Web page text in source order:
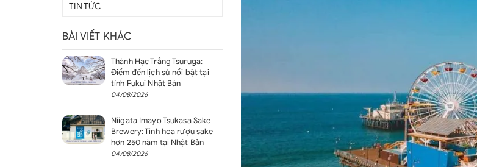
TIN TỨC
BÀI VIẾT KHÁC
Thành Hạc Trắng Tsuruga:
Điểm đến lịch sử nổi bật tại
tỉnh Fukui Nhật Bản
04/08/2026
Niigata Imayo Tsukasa Sake
Brewery: Tinh hoa rượu sake
hơn 250 năm tại Nhật Bản
04/08/2026